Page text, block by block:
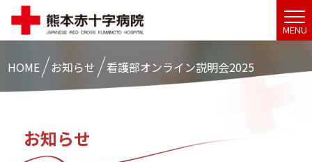
MENU
HOME お知らせ 看護部オンライン説明会2025
お知らせ